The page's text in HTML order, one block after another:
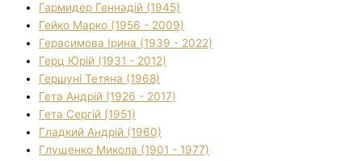
Гармидер Геннадій (1945)
Гейко Марко (1956 - 2009)
Герасимова Ірина (1939 - 2022)
Герц Юрій (1931 - 2012)
Гершуні Тетяна (1968)
Гета Андрій (1926 - 2017)
Гета Сергій (1951)
Гладкий Андрій (1960)
Глущенко Микола (1901 - 1977)